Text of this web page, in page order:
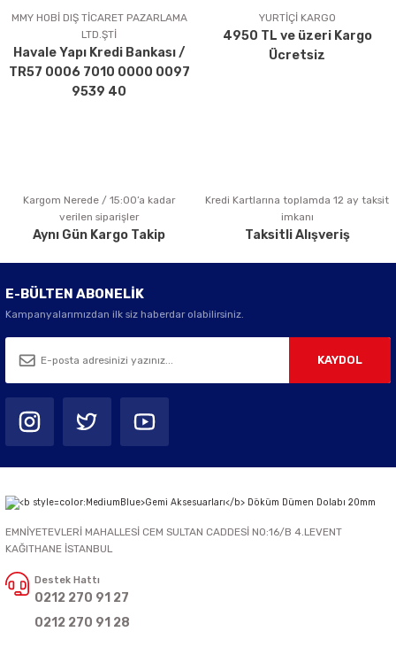
Ürün açıklamasında eksik bilgiler bulunuyor.
Ürün bilgilerinde hatalar bulunuyor.
Ürün fiyatı diğer sitelerden daha pahalı.
Bu ürüne benzer farklı alternatifler olmalı.
Gönder
MMY HOBİ DIŞ TİCARET PAZARLAMA
LTD.ŞTİ
Havale Yapı Kredi Bankası /
TR57 0006 7010 0000 0097
9539 40
YURTİÇİ KARGO
4950 TL ve üzeri Kargo
Ücretsiz
Kargom Nerede / 15:00’a kadar
verilen siparişler
Aynı Gün Kargo Takip
Kredi Kartlarına toplamda 12 ay taksit
imkanı
Taksitli Alışveriş
E-BÜLTEN ABONELİK
Kampanyalarımızdan ilk siz haberdar olabilirsiniz.
KAYDOL
EMNİYETEVLERİ MAHALLESİ CEM SULTAN CADDESİ NO:16/B 4.LEVENT
KAĞITHANE İSTANBUL
Destek Hattı
0212 270 91 27
0212 270 91 28